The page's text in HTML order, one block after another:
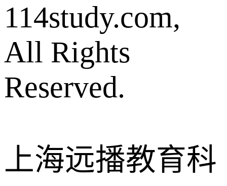
114study.com,
All Rights
Reserved.
上海远播教育科